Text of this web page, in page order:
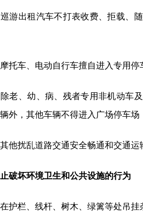
巡游出租汽车不打表收费、拒载、
摩托车、电动自行车擅自进入专用停
除老、幼、病、残者专用非机动车
外，其他车辆不得进入广场停车场
其他扰乱道路交通安全畅通和交通运
破坏环境卫生和公共设施的行为
在护栏、线杆、树木、绿篱等处吊挂